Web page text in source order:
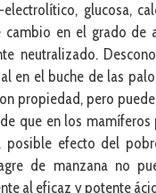
glucosa,
cambio en el grado de
neutralizado.
en el buche de las
propiedad, pero
que en los mamíferos
posible efecto del
de manzana no
al eficaz y potente